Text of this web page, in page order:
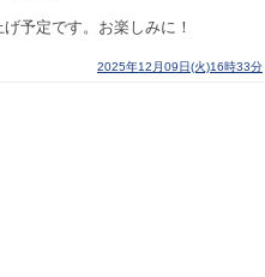
予定です。お楽しみに！
2025年12月09日(火)16時33分